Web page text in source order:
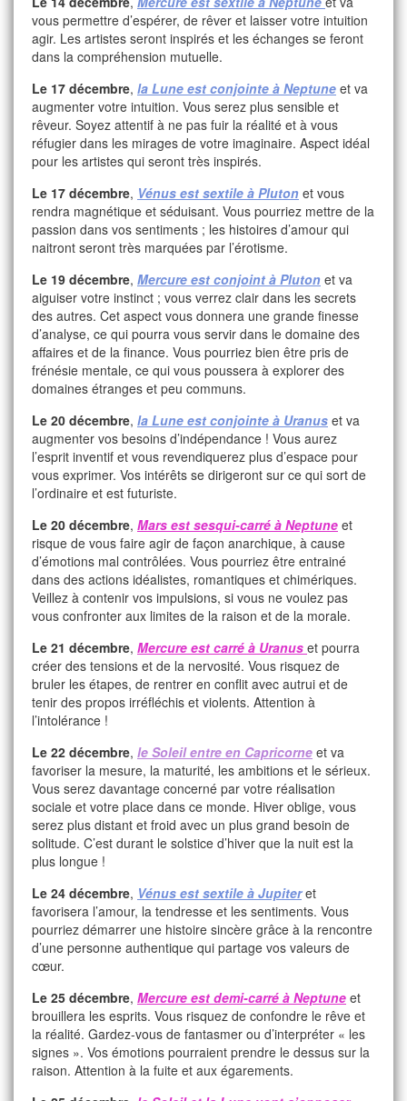
vous permettre d’espérer, de rêver et laisser votre intuition
agir. Les artistes seront inspirés et les échanges se feront
dans la compréhension mutuelle.
Le 17 décembre, la Lune est conjointe à Neptune et va
augmenter votre intuition. Vous serez plus sensible et
rêveur. Soyez attentif à ne pas fuir la réalité et à vous
réfugier dans les mirages de votre imaginaire. Aspect idéal
pour les artistes qui seront très inspirés.
Le 17 décembre, Vénus est sextile à Pluton et vous
rendra magnétique et séduisant. Vous pourriez mettre de la
passion dans vos sentiments ; les histoires d’amour qui
naitront seront très marquées par l’érotisme.
Le 19 décembre, Mercure est conjoint à Pluton et va
aiguiser votre instinct ; vous verrez clair dans les secrets
des autres. Cet aspect vous donnera une grande finesse
d’analyse, ce qui pourra vous servir dans le domaine des
affaires et de la finance. Vous pourriez bien être pris de
frénésie mentale, ce qui vous poussera à explorer des
domaines étranges et peu communs.
Le 20 décembre, la Lune est conjointe à Uranus et va
augmenter vos besoins d’indépendance ! Vous aurez
l’esprit inventif et vous revendiquerez plus d’espace pour
vous exprimer. Vos intérêts se dirigeront sur ce qui sort de
l’ordinaire et est futuriste.
Le 20 décembre, Mars est sesqui-carré à Neptune et
risque de vous faire agir de façon anarchique, à cause
d’émotions mal contrôlées. Vous pourriez être entrainé
dans des actions idéalistes, romantiques et chimériques.
Veillez à contenir vos impulsions, si vous ne voulez pas
vous confronter aux limites de la raison et de la morale.
Le 21 décembre, Mercure est carré à Uranus et pourra
créer des tensions et de la nervosité. Vous risquez de
bruler les étapes, de rentrer en conflit avec autrui et de
tenir des propos irréfléchis et violents. Attention à
l’intolérance !
Le 22 décembre, le Soleil entre en Capricorne et va
favoriser la mesure, la maturité, les ambitions et le sérieux.
Vous serez davantage concerné par votre réalisation
sociale et votre place dans ce monde. Hiver oblige, vous
serez plus distant et froid avec un plus grand besoin de
solitude. C’est durant le solstice d’hiver que la nuit est la
plus longue !
Le 24 décembre, Vénus est sextile à Jupiteret
favorisera l’amour, la tendresse et les sentiments. Vous
pourriez démarrer une histoire sincère grâce à la rencontre
d’une personne authentique qui partage vos valeurs de
cœur.
Le 25 décembre, Mercure est demi-carré à Neptune et
brouillera les esprits. Vous risquez de confondre le rêve et
la réalité. Gardez-vous de fantasmer ou d’interpréter « les
signes ». Vos émotions pourraient prendre le dessus sur la
raison. Attention à la fuite et aux égarements.